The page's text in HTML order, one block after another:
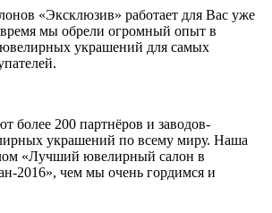
«Эксклюзив» работает для Вас уже
время мы обрели огромный опыт в
украшений для самых
более 200 партнёров и заводов-
украшений по всему миру. Наша
«Лучший ювелирный салон в
2016», чем мы очень гордимся и